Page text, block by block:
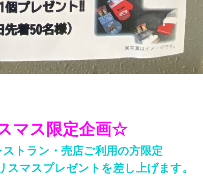
マス限定企画☆
トラン・売店ご利用の方限定
マスプレゼントを差し上げます。